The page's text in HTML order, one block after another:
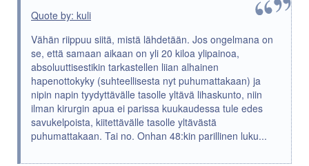
Quote by: kuli
Vähän riippuu siitä, mistä lähdetään. Jos ongelmana on
se, että samaan aikaan on yli 20 kiloa ylipainoa,
absoluuttisestikin tarkastellen liian alhainen
hapenottokyky (suhteellisesta nyt puhumattakaan) ja
nipin napin tyydyttävälle tasolle yltävä lihaskunto, niin
ilman kirurgin apua ei parissa kuukaudessa tule edes
savukelpoista, kiitettävälle tasolle yltävästä
puhumattakaan. Tai no. Onhan 48:kin parillinen luku...